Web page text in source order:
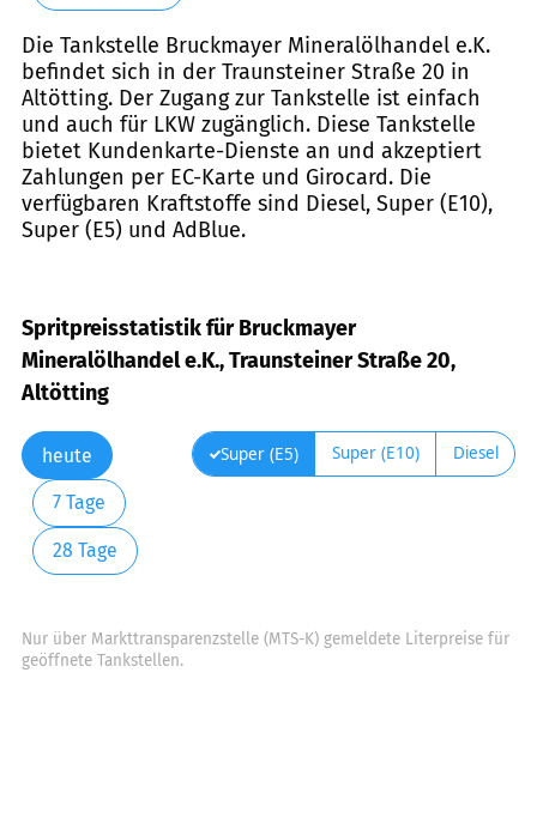
Die Tankstelle Bruckmayer Mineralölhandel e.K.
befindet sich in der Traunsteiner Straße 20 in
Altötting. Der Zugang zur Tankstelle ist einfach
und auch für LKW zugänglich. Diese Tankstelle
bietet Kundenkarte-Dienste an und akzeptiert
Zahlungen per EC-Karte und Girocard. Die
verfügbaren Kraftstoffe sind Diesel, Super (E10),
Super (E5) und AdBlue.
Spritpreisstatistik für Bruckmayer
Mineralölhandel e.K., Traunsteiner Straße 20,
Altötting
heute
7 Tage
28 Tage
Super (E5) Super (E10) Diesel
Nur über Markttransparenzstelle (MTS-K) gemeldete Literpreise für
geöffnete Tankstellen.